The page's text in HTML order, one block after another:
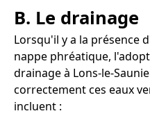
B. Le drainage
Lorsqu'il y a la présence
nappe phréatique,
drainage à Lons-le-
correctement ces eaux
incluent :